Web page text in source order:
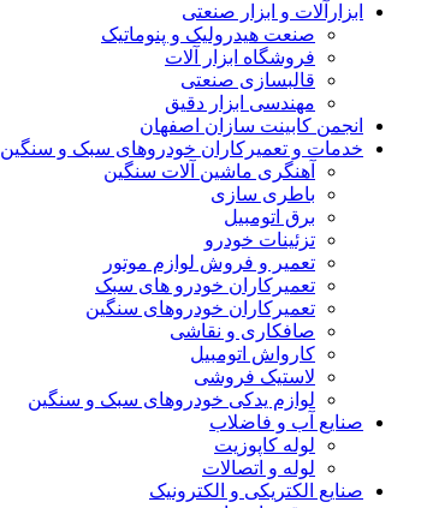
ابزارآلات و ابزار صنعتی
صنعت هیدرولیک و پنوماتیک
فروشگاه ابزار آلات
قالبسازی صنعتی
مهندسی ابزار دقیق
انجمن کابینت سازان اصفهان
خدمات و تعمیرکاران خودروهای سبک و سنگین
آهنگری ماشین آلات سنگین
باطری سازی
برق اتومبیل
تزئینات خودرو
تعمیر و فروش لوازم موتور
تعمیرکاران خودرو های سبک
تعمیرکاران خودروهای سنگین
صافکاری و نقاشی
کارواش اتومبیل
لاستیک فروشی
لوازم یدکی خودروهای سبک و سنگین
صنایع آب و فاضلاب
لوله کاپوزیت
لوله و اتصالات
صنایع الکتریکی و الکترونیک